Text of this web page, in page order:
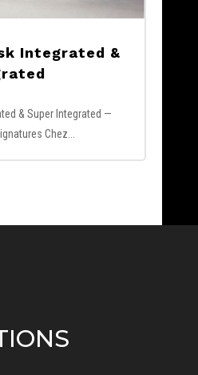
Integrated &
& Super Integrated —
Chez...